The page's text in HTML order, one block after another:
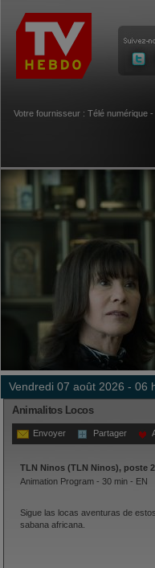
Votre fournisseur : Télé numérique
vendredi 07 août 2026 - 06
Animalitos Locos
Envoyer Partager
TLN Ninos (TLN Ninos), poste
Animation Program - 30 min - EN
Sigue las locas aventuras de
sabana africana.